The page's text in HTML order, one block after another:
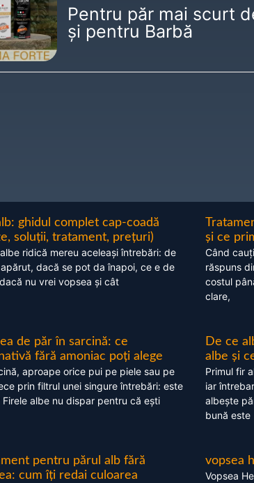
Pentru păr mai scurt
și pentru Barbă
ghidul complet cap-coadă
soluții, tratament, prețuri)
ridică mereu aceleași întrebări: de
dacă se pot da înapoi, ce e de
nu vrei vopsea și cât
și ce
Când
răspuns
costul
clare,
de păr în sarcină: ce
fără amoniac poți alege
aproape orice pui pe piele sau pe
prin filtrul unei singure întrebări: este
Firele albe nu dispar pentru că ești
De ce
albe și
Primul fir
iar
albește
bună este
pentru părul alb fără
cum îți redai culoarea
vopsea
Vopsea